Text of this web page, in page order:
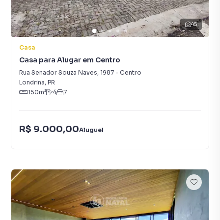
45
Casa
Casa para Alugar em Centro
Rua Senador Souza Naves, 1987 - Centro
Londrina, PR
150m² 4 7
R$ 9.000,00Aluguel